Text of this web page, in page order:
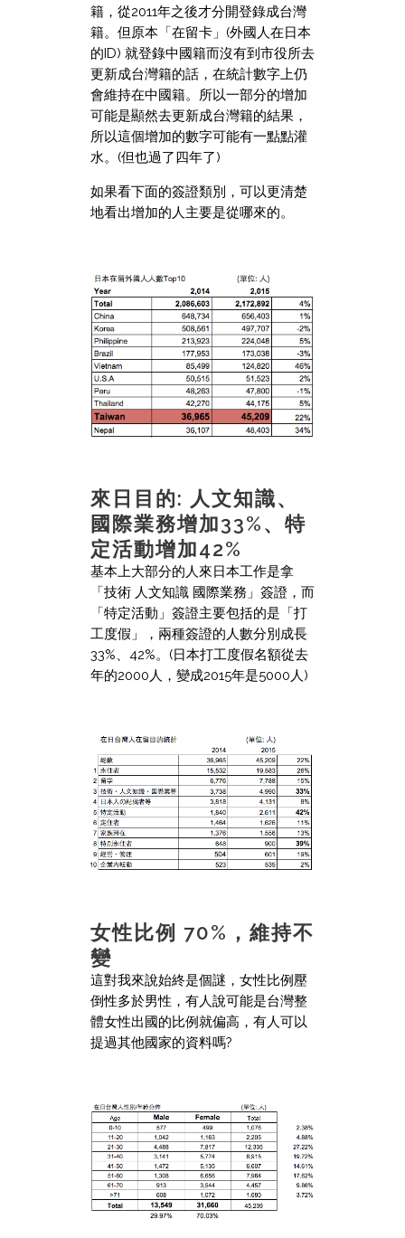
籍，從2011年之後才分開登錄成台灣
籍。但原本「在留卡」(外國人在日本
的ID) 就登錄中國籍而沒有到市役所去
更新成台灣籍的話，在統計數字上仍
會維持在中國籍。所以一部分的增加
可能是顯然去更新成台灣籍的結果，
所以這個增加的數字可能有一點點灌
水。(但也過了四年了)
如果看下面的簽證類別，可以更清楚
地看出增加的人主要是從哪來的。
來日目的: 人文知識、
國際業務增加33%、特
定活動增加42%
基本上大部分的人來日本工作是拿
「技術 人文知識 國際業務」簽證，而
「特定活動」簽證主要包括的是「打
工度假」，兩種簽證的人數分別成長
33%、42%。(日本打工度假名額從去
年的2000人，變成2015年是5000人)
女性比例 70%，維持不
變
這對我來說始終是個謎，女性比例壓
倒性多於男性，有人說可能是台灣整
體女性出國的比例就偏高，有人可以
提過其他國家的資料嗎?